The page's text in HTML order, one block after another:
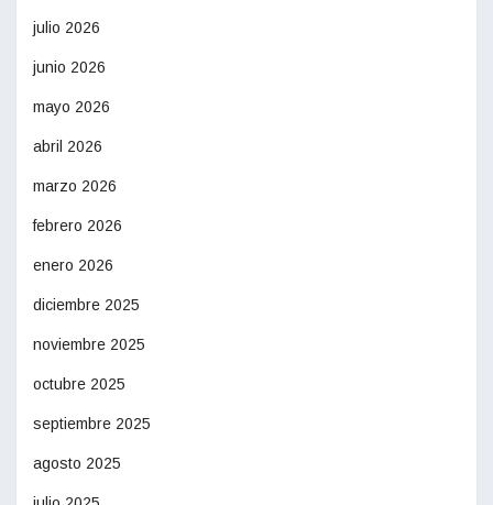
julio 2026
junio 2026
mayo 2026
abril 2026
marzo 2026
febrero 2026
enero 2026
diciembre 2025
noviembre 2025
octubre 2025
septiembre 2025
agosto 2025